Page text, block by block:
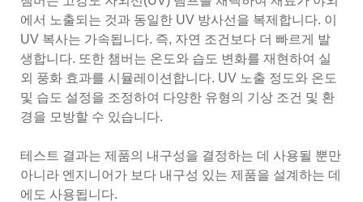
에서 노출되는 것과 동일한 UV 방사선을 복제합니다. 이
UV 복사는 가속됩니다. 즉, 자연 조건보다 더 빠르게 발
생합니다. 또한 챔버는 온도와 습도 변화를 재현하여 실
외 풍화 효과를 시뮬레이션합니다. UV 노출 정도와 온도
및 습도 설정을 조정하여 다양한 유형의 기상 조건 및 환
경을 모방할 수 있습니다.
테스트 결과는 제품의 내구성을 결정하는 데 사용될 뿐만
아니라 엔지니어가 보다 내구성 있는 제품을 설계하는 데
에도 사용됩니다.